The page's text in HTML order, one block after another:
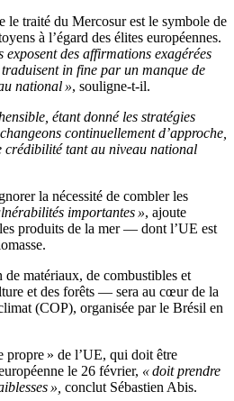
le traité du Mercosur est le symbole de
à l’égard des élites européennes.
exposent des affirmations exagérées
in fine par un manque de
national », souligne-t-il.
étant donné les stratégies
continuellement d’approche,
crédibilité tant au niveau national
la nécessité de combler les
importantes », ajoute
produits de la mer — dont l’UE est
matériaux, de combustibles et
et des forêts — sera au cœur de la
(COP), organisée par le Brésil en
propre » de l’UE, qui doit être
le 26 février, « doit prendre
», conclut Sébastien Abis.